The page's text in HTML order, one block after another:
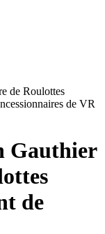
Gauthier
de